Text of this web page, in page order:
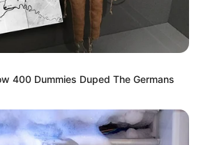
das Representações dos ACS e
— Federação Nacional de Agentes
e Agentes de Combate às Endemias,
diretores, representantes de
nacional — desta vez, com o foco
documento, uma urgência
400 Dummies Duped The Germans